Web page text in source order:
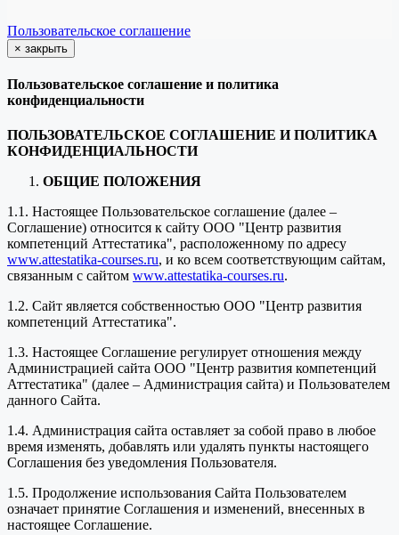
Пользовательское соглашение
× закрыть
Пользовательское соглашение и политика
конфиденциальности
ПОЛЬЗОВАТЕЛЬСКОЕ СОГЛАШЕНИЕ И ПОЛИТИКА
КОНФИДЕНЦИАЛЬНОСТИ
ОБЩИЕ ПОЛОЖЕНИЯ
1.1. Настоящее Пользовательское соглашение (далее –
Соглашение) относится к сайту ООО "Центр развития
компетенций Аттестатика", расположенному по адресу
www.attestatika-courses.ru, и ко всем соответствующим сайтам,
связанным с сайтом www.attestatika-courses.ru.
1.2. Сайт является собственностью ООО "Центр развития
компетенций Аттестатика".
1.3. Настоящее Соглашение регулирует отношения между
Администрацией сайта ООО "Центр развития компетенций
Аттестатика" (далее – Администрация сайта) и Пользователем
данного Сайта.
1.4. Администрация сайта оставляет за собой право в любое
время изменять, добавлять или удалять пункты настоящего
Соглашения без уведомления Пользователя.
1.5. Продолжение использования Сайта Пользователем
означает принятие Соглашения и изменений, внесенных в
настоящее Соглашение.